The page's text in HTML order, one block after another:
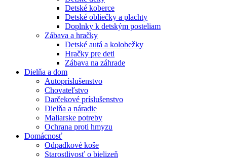
Detské koberce
Detské obliečky a plachty
Doplnky k detským posteliam
Zábava a hračky
Detské autá a kolobežky
Hračky pre deti
Zábava na záhrade
Dielňa a dom
Autopríslušenstvo
Chovateľstvo
Darčekové príslušenstvo
Dielňa a náradie
Maliarske potreby
Ochrana proti hmyzu
Domácnosť
Odpadkové koše
Starostlivosť o bielizeň